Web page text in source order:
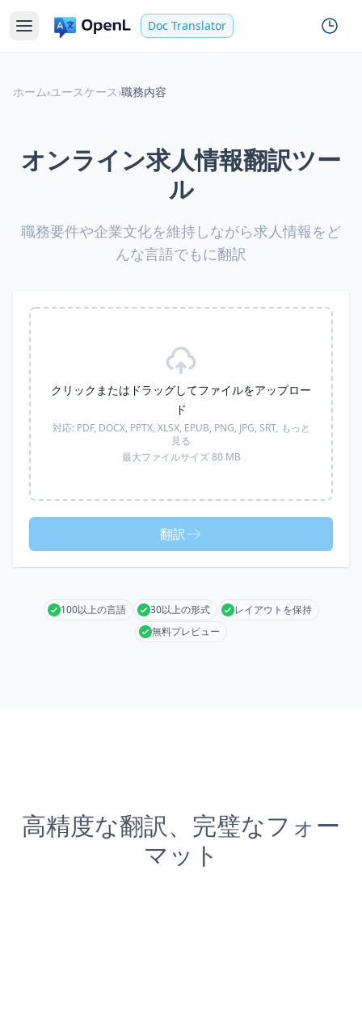
Doc Translator
ホーム›ユースケース›職務内容
オンライン求人情報翻訳ツー
ル
職務要件や企業文化を維持しながら求人情報をど
んな言語でもに翻訳
クリックまたはドラッグしてファイルをアップロー
ド
対応: PDF, DOCX, PPTX, XLSX, EPUB, PNG, JPG, SRT, もっと
見る
最大ファイルサイズ 80 MB
翻訳
100以上の言語 30以上の形式
レイアウトを保持
無料プレビュー
高精度な翻訳、完璧なフォー
マット